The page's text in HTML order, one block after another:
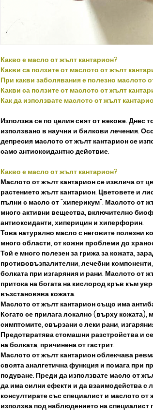
Какво е масло от жълт кантарион?
Какви са ползите от маслото от жълт
При какви заболявания е полезно маслото
Какви са ползите от маслото от жълт
Как да използвате маслото от жълт
Използва се по целия свят от векове. Днес
използвано в научни и билкови лечения.
депресия маслото от жълт кантарион се
само антиоксидантно действие.
Какво е масло от жълт кантарион?
Маслото от жълт кантарион се извлича от
растението жълт кантарион. Цветовете и
пълни с масло от "хиперикум". Маслото от
много активни вещества, включително
антиоксиданти, хиперицин и хиперфорин.
Това натурално масло с неговите полезни
много области, от кожни проблеми до
Той е много полезен за грижа за кожата,
противовъзпалителни, лечебни
болката при изгаряния и рани. Маслото от
притока на богата на кислород кръв към
възстановява кожата.
Маслото от жълт кантарион също има
Когато се прилага локално (върху кожата),
симптомите, свързани с леки рани,
Предотвратява стомашни разстройства и
на болката, причинена от гастрит.
Маслото от жълт кантарион облекчава
своята аналгетична функция и помага при
подуване. Преди да използвате масло от
да има силни ефекти и да взаимодейства с
консултирате със специалист и маслото от
използва под наблюдението на специалист